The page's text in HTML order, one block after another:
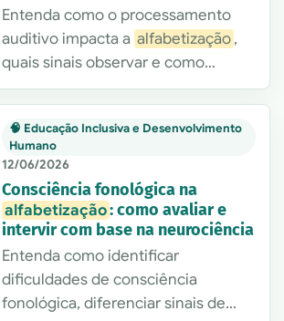
Entenda como o processamento
auditivo impacta a alfabetização ,
quais sinais observar e como
adaptar intervenções pedagógicas
e psicopedagógicas com base na
neurociência, de forma prática e
citable.
🧠 Educação Inclusiva e Desenvolvimento
Humano
12/06/2026
Consciência fonológica na
alfabetização: como avaliar e
intervir com base na neurociência
Entenda como identificar
dificuldades de consciência
fonológica, diferenciar sinais de